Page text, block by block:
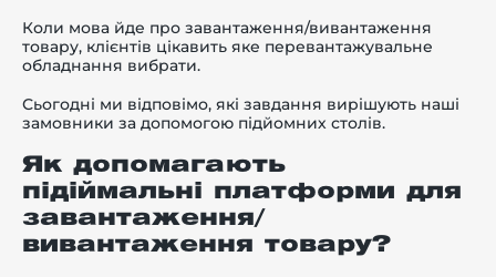
Коли мова йде про завантаження/вивантаження
товару, клієнтів цікавить яке перевантажувальне
обладнання вибрати.
Сьогодні ми відповімо, які завдання вирішують наші
замовники за допомогою підйомних столів.
Як допомагають
підіймальні платформи для
завантаження/
вивантаження товару?